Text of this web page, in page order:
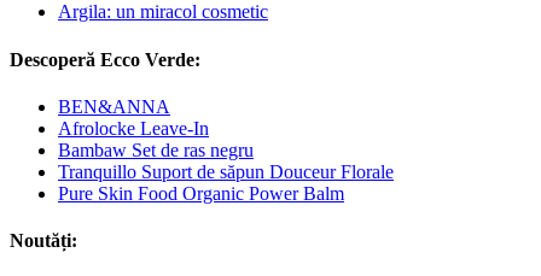
Argila: un miracol cosmetic
Descoperă Ecco Verde:
BEN&ANNA
Afrolocke Leave-In
Bambaw Set de ras negru
Tranquillo Suport de săpun Douceur Florale
Pure Skin Food Organic Power Balm
Noutăți: